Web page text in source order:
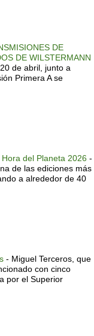
DE
DE WILSTERMANN
de abril, junto a
Primera A se
del Planeta 2026 -
de las ediciones más
a alrededor de 40
- Miguel Terceros, que
con cinco
por el Superior